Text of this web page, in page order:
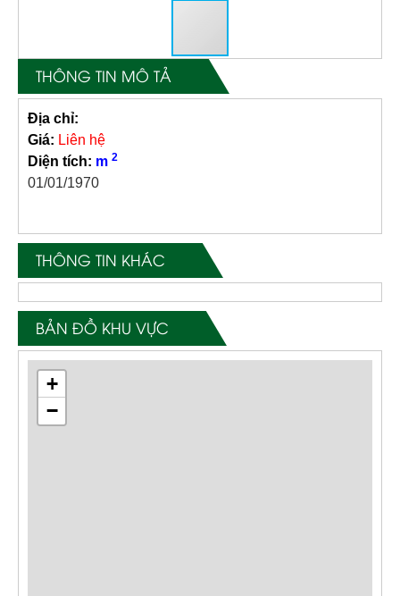
THÔNG TIN MÔ TẢ
Địa chỉ:
Giá: Liên hệ
Diện tích: m 2
01/01/1970
THÔNG TIN KHÁC
BẢN ĐỒ KHU VỰC
+
−